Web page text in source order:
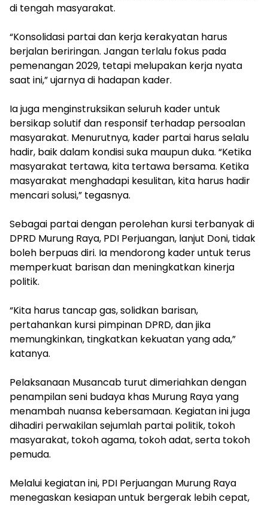
di tengah masyarakat.
“Konsolidasi partai dan kerja kerakyatan harus
berjalan beriringan. Jangan terlalu fokus pada
pemenangan 2029, tetapi melupakan kerja nyata
saat ini,” ujarnya di hadapan kader.
Ia juga menginstruksikan seluruh kader untuk
bersikap solutif dan responsif terhadap persoalan
masyarakat. Menurutnya, kader partai harus selalu
hadir, baik dalam kondisi suka maupun duka. “Ketika
masyarakat tertawa, kita tertawa bersama. Ketika
masyarakat menghadapi kesulitan, kita harus hadir
mencari solusi,” tegasnya.
Sebagai partai dengan perolehan kursi terbanyak di
DPRD Murung Raya, PDI Perjuangan, lanjut Doni, tidak
boleh berpuas diri. Ia mendorong kader untuk terus
memperkuat barisan dan meningkatkan kinerja
politik.
“Kita harus tancap gas, solidkan barisan,
pertahankan kursi pimpinan DPRD, dan jika
memungkinkan, tingkatkan kekuatan yang ada,”
katanya.
Pelaksanaan Musancab turut dimeriahkan dengan
penampilan seni budaya khas Murung Raya yang
menambah nuansa kebersamaan. Kegiatan ini juga
dihadiri perwakilan sejumlah partai politik, tokoh
masyarakat, tokoh agama, tokoh adat, serta tokoh
pemuda.
Melalui kegiatan ini, PDI Perjuangan Murung Raya
menegaskan kesiapan untuk bergerak lebih cepat,